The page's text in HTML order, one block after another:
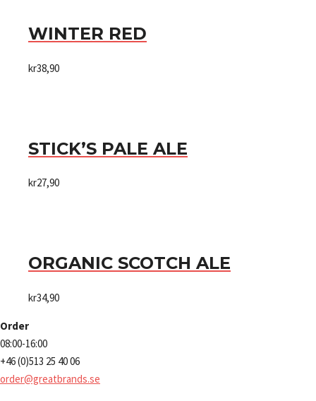
WINTER RED
kr38,90
STICK’S PALE ALE
kr27,90
ORGANIC SCOTCH ALE
kr34,90
Order
08:00-16:00
+46 (0)513 25 40 06
order@greatbrands.se